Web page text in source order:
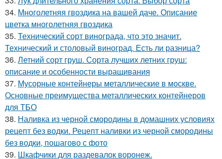
34. Многолетняя гвоздика на вашей даче. Описание
цветка многолетняя гвоздика
35. Технический сорт винограда, что это значит.
Технический и столовый виноград. Есть ли разница?
36. Летний сорт груш. Сорта лучших летних груш:
описание и особенности выращивания
37. Мусорные контейнеры металлические в москве.
Основные преимущества металлических контейнеров
для ТБО
38. Наливка из черной смородины в домашних условиях
рецепт без водки. Рецепт наливки из черной смородины
без водки, пошагово с фото
39. Шкафчики для раздевалок воронеж.